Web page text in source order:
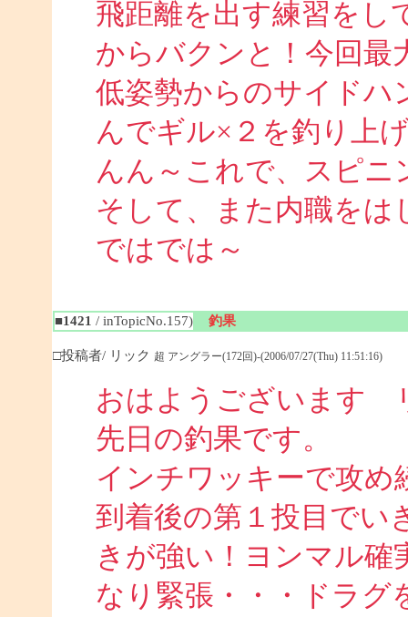
飛距離を出す練習をし
からバクンと！今回最
低姿勢からのサイドハ
んでギル×２を釣り上
んん～これで、スピ
そして、また内職をは
ではでは～
■1421 / inTopicNo.157) 釣果
□投稿者/ リック 超 アングラー(172回)-(2006/07/27(Thu) 11:51:16)
おはようございます
先日の釣果です。
インチワッキーで攻め
到着後の第１投目でい
きが強い！ヨンマル確
なり緊張・・・ドラグ